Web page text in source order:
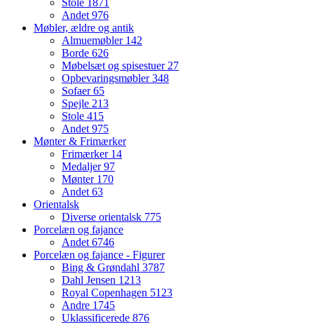
Stole 1871
Andet 976
Møbler, ældre og antik
Almuemøbler 142
Borde 626
Møbelsæt og spisestuer 27
Opbevaringsmøbler348
Sofaer65
Spejle 213
Stole 415
Andet 975
Mønter & Frimærker
Frimærker 14
Medaljer97
Mønter 170
Andet 63
Orientalsk
Diverse orientalsk 775
Porcelæn og fajance
Andet 6746
Porcelæn og fajance - Figurer
Bing & Grøndahl 3787
Dahl Jensen 1213
Royal Copenhagen 5123
Andre 1745
Uklassificerede 876